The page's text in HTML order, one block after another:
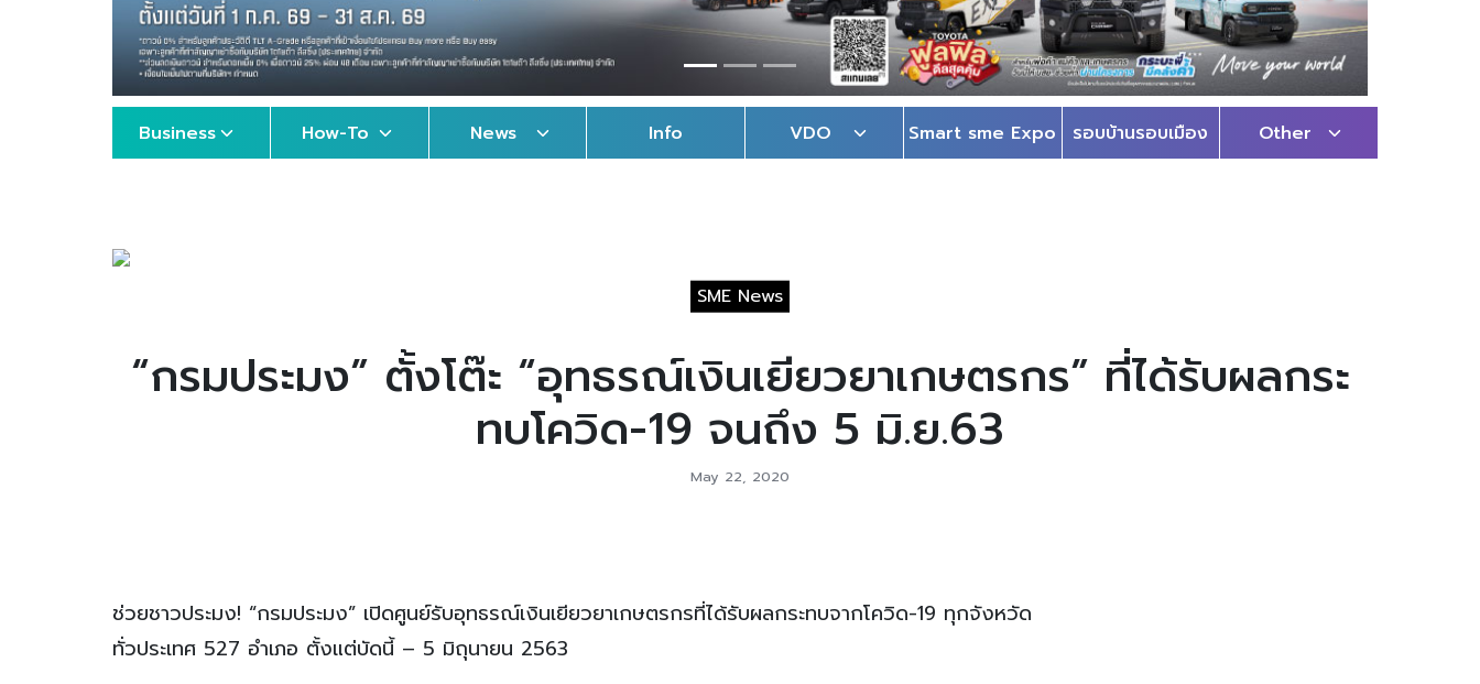
Business How-To News Info VDO Smart sme Expo รอบบ้านรอบเมือง Other
SME News
“กรมประมง” ตั้งโต๊ะ “อุทธรณ์เงินเยียวยาเกษตรกร” ที่ได้รับผลกระ
ทบโควิด-19 จนถึง 5 มิ.ย.63
May 22, 2020
ช่วยชาวประมง! “กรมประมง” เปิดศูนย์รับอุทธรณ์เงินเยียวยาเกษตรกรที่ได้รับผลกระทบจากโควิด-19 ทุกจังหวัด
ทั่วประเทศ 527 อำเภอ ตั้งแต่บัดนี้ – 5 มิถุนายน 2563